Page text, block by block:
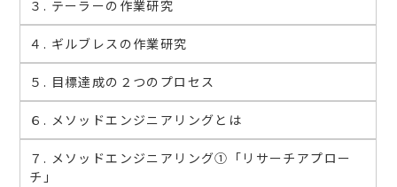
３. テーラーの作業研究
４. ギルブレスの作業研究
５. 目標達成の２つのプロセス
６. メソッドエンジニアリングとは
７. メソッドエンジニアリング①「リサーチアプロー
チ」